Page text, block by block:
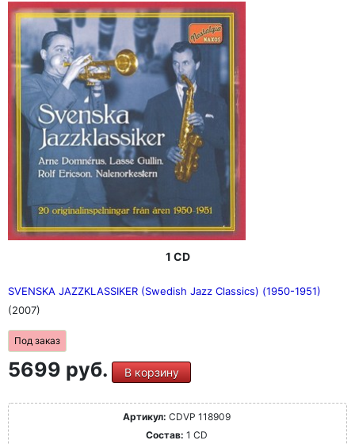
1 CD
SVENSKA JAZZKLASSIKER (Swedish Jazz Classics) (1950-1951)
(2007)
Под заказ
5699 руб. В корзину
Артикул: CDVP 118909
Состав: 1 CD